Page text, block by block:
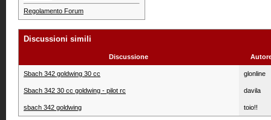
Regolamento Forum
Discussioni simili
Discussione
Sbach 342 goldwing 30 cc glonline
Sbach 342 30 cc goldwing - pilot rc davila
sbach 342 goldwing toio!!